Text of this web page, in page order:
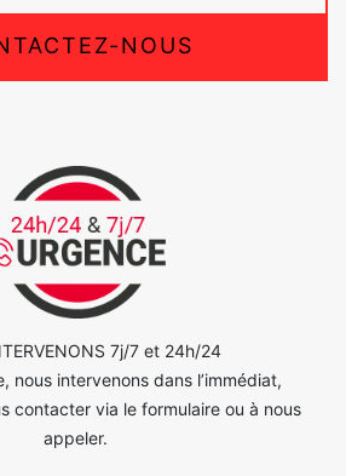
NOUS
7j/7 et 24h/24
nous intervenons dans l’immédiat,
contacter via le formulaire ou à nous
appeler.